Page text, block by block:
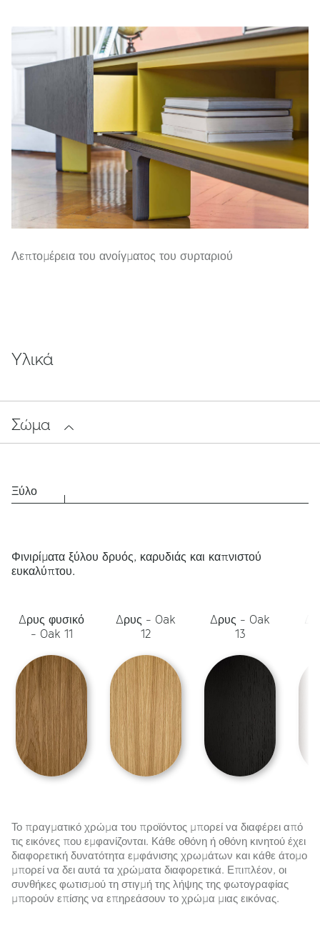
Λεπτομέρεια του ανοίγματος του συρταριού
Υλικά
Σώμα
Ξύλο
Φινιρίματα ξύλου δρυός, καρυδιάς και καπνιστού
ευκαλύπτου.
Δρυς φυσικό
- Oak 11
Δρυς - Oak
12
Δρυς - Oak
13
Το πραγματικό χρώμα του προϊόντος μπορεί να διαφέρει από
τις εικόνες που εμφανίζονται. Κάθε οθόνη ή οθόνη κινητού έχει
διαφορετική δυνατότητα εμφάνισης χρωμάτων και κάθε άτομο
μπορεί να δει αυτά τα χρώματα διαφορετικά. Επιπλέον, οι
συνθήκες φωτισμού τη στιγμή της λήψης της φωτογραφίας
μπορούν επίσης να επηρεάσουν το χρώμα μιας εικόνας.